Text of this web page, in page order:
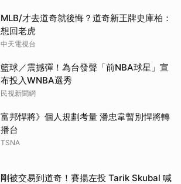
MLB/才去道奇就後悔？道奇新王牌史庫柏：
想回老虎
中天電視台
籃球／震撼彈！為台發聲「前NBA球星」宣
布投入WNBA選秀
民視新聞網
富邦悍將》個人規劃考量 潘忠韋暫別悍將轉
播台
TSNA
剛被交易到道奇！賽揚左投 Tarik Skubal 喊